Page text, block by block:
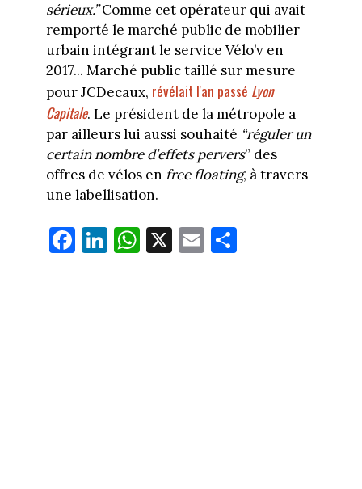
sérieux.”Comme cet opérateur qui avait
remporté le marché public de mobilier
urbain intégrant le service Vélo’v en
2017... Marché public taillé sur mesure
pour JCDecaux, révélait l'an passé Lyon
Capitale. Le président de la métropole a
par ailleurs lui aussi souhaité “réguler un
certain nombre d’effets pervers” des
offres de vélos en free floating, à travers
une labellisation.
Fa
ce
Li
nk
W
ha
X E
m
Pa
rt